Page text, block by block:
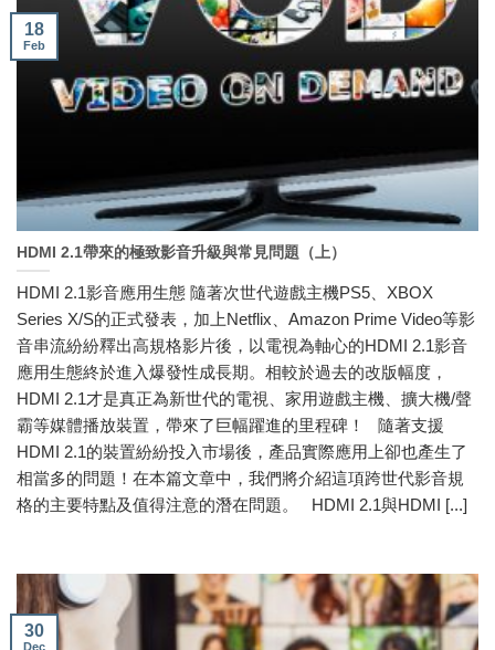
HDMI 2.1帶來的極致影音升級與常見問題（上）
HDMI 2.1影音應用生態 隨著次世代遊戲主機PS5、XBOX
Series X/S的正式發表，加上Netflix、Amazon Prime Video等影
音串流紛紛釋出高規格影片後，以電視為軸心的HDMI 2.1影音
應用生態終於進入爆發性成長期。相較於過去的改版幅度，
HDMI 2.1才是真正為新世代的電視、家用遊戲主機、擴大機/聲
霸等媒體播放裝置，帶來了巨幅躍進的里程碑！ 隨著支援
HDMI 2.1的裝置紛紛投入市場後，產品實際應用上卻也產生了
相當多的問題！在本篇文章中，我們將介紹這項跨世代影音規
格的主要特點及值得注意的潛在問題。 HDMI 2.1與HDMI [...]
18
Feb
30
Dec